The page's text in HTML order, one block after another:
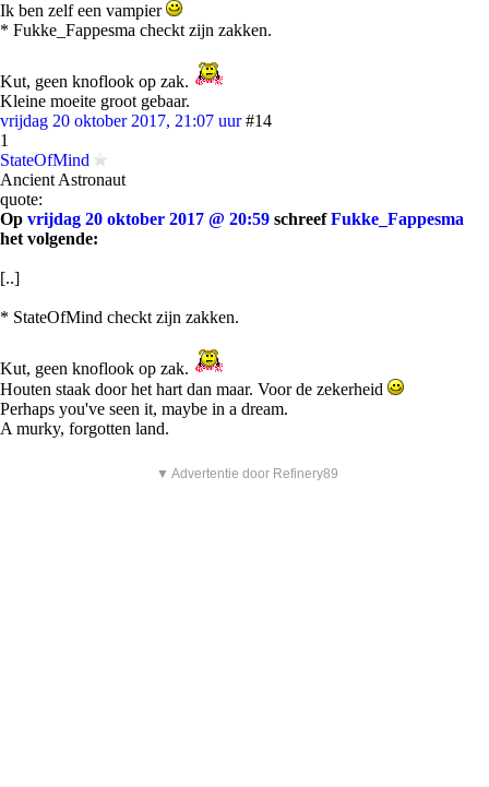
Ik ben zelf een vampier
* Fukke_Fappesma checkt zijn zakken.
Kut, geen knoflook op zak.
Kleine moeite groot gebaar.
vrijdag 20 oktober 2017, 21:07 uur #14
1
StateOfMind
Ancient Astronaut
quote:
Op vrijdag 20 oktober 2017 @ 20:59 schreefFukke_Fappesma
het volgende:
[..]
* StateOfMind checkt zijn zakken.
Kut, geen knoflook op zak.
Houten staak door het hart dan maar. Voor de zekerheid
Perhaps you've seen it, maybe in a dream.
A murky, forgotten land.
▼ Advertentie door Refinery89